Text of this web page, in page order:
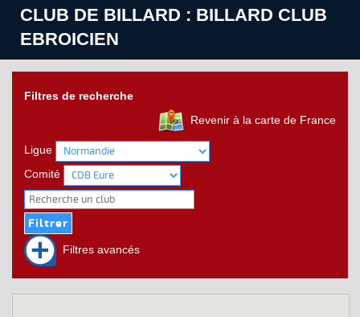
CLUB DE BILLARD : BILLARD CLUB
EBROICIEN
Filtres de recherche
Revenir à la carte de France
Ligue
Comité
Filtres avancés